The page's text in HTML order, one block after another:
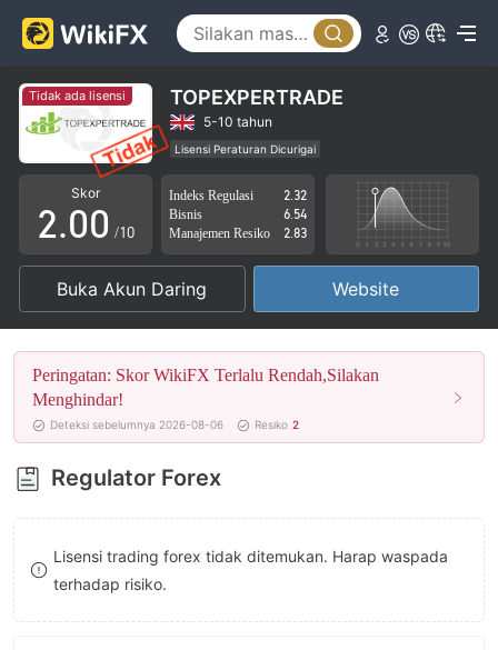
Tidak ada lisensi TOPEXPERTRADE
5-10 tahun
Lisensi Peraturan Dicurigai
Lingkup Bisnis Mencurigakan
Potensi risiko tinggi
Skor
0
1
2
3
4
5
6
7
8
9
.0
1
2
3
4
5
6
7
8
9
0
1
2
3
4
5
6
7
8
9
/10
Indeks Regulasi
2.32
Bisnis
6.54
Manajemen Resiko
2.83
Buka Akun Daring Website
Peringatan: Skor WikiFX Terlalu Rendah,Silakan
Menghindar!
Deteksi sebelumnya 2026-08-06 Resiko 2
Regulator Forex
Lisensi trading forex tidak ditemukan. Harap waspada
terhadap risiko.